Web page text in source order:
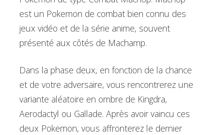
est un Pokemon de combat bien connu des
jeux vidéo et de la série anime, souvent
présenté aux côtés de Machamp.
Dans la phase deux, en fonction de la chance
et de votre adversaire, vous rencontrerez une
variante aléatoire en ombre de Kingdra,
Aerodactyl ou Gallade. Après avoir vaincu ces
deux Pokemon, vous affronterez le dernier